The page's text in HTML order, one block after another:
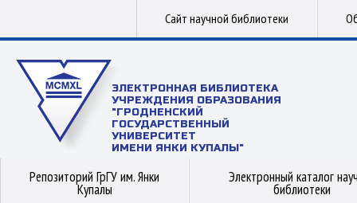
Сайт научной библиотеки
ЭЛЕКТРОННАЯ БИБЛИОТЕКА
УЧРЕЖДЕНИЯ ОБРАЗОВАНИЯ
"ГРОДНЕНСКИЙ
ГОСУДАРСТВЕННЫЙ
УНИВЕРСИТЕТ
ИМЕНИ ЯНКИ КУПАЛЫ"
Репозиторий ГрГУ им. Янки
Купалы
Электронный каталог
библиотеки